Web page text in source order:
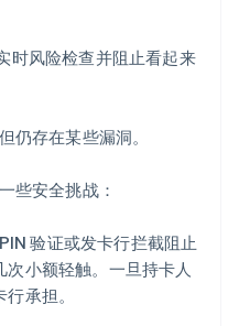
时风险检查并阻止看起来
仍存在某些漏洞。
些安全挑战：
验证或发卡行拦截阻止
小额轻触。一旦持卡人
承担。